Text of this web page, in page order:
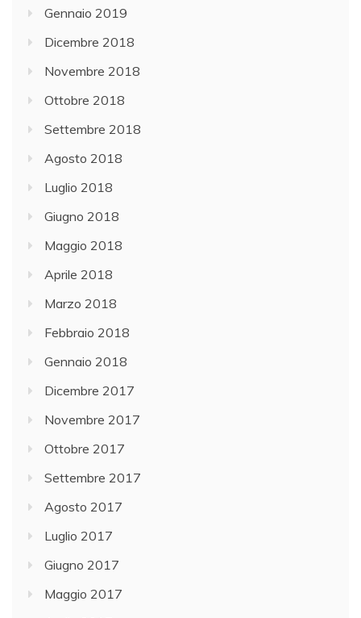
Gennaio 2019
Dicembre 2018
Novembre 2018
Ottobre 2018
Settembre 2018
Agosto 2018
Luglio 2018
Giugno 2018
Maggio 2018
Aprile 2018
Marzo 2018
Febbraio 2018
Gennaio 2018
Dicembre 2017
Novembre 2017
Ottobre 2017
Settembre 2017
Agosto 2017
Luglio 2017
Giugno 2017
Maggio 2017